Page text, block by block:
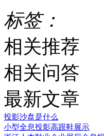
标签：
相关推荐
相关问答
最新文章
投影沙盘是什么
小型全息投影高跟鞋展示